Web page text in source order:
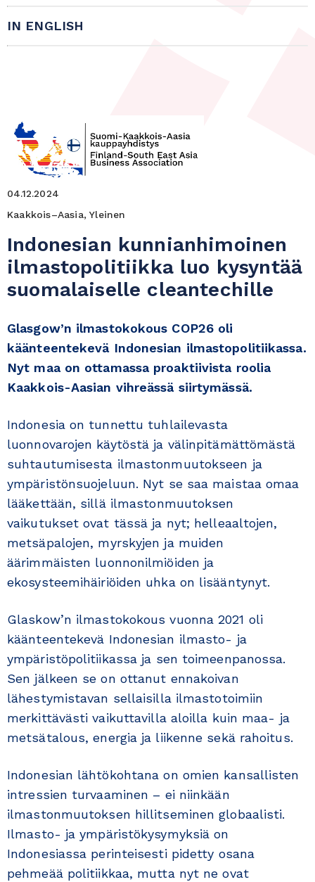
IN ENGLISH
04.12.2024
Kaakkois–Aasia, Yleinen
Indonesian kunnianhimoinen
ilmastopolitiikka luo kysyntää
suomalaiselle cleantechille
Glasgow’n ilmastokokous COP26 oli
käänteentekevä Indonesian ilmastopolitiikassa.
Nyt maa on ottamassa proaktiivista roolia
Kaakkois-Aasian vihreässä siirtymässä.
Indonesia on tunnettu tuhlailevasta
luonnovarojen käytöstä ja välinpitämättömästä
suhtautumisesta ilmastonmuutokseen ja
ympäristönsuojeluun. Nyt se saa maistaa omaa
lääkettään, sillä ilmastonmuutoksen
vaikutukset ovat tässä ja nyt; helleaaltojen,
metsäpalojen, myrskyjen ja muiden
äärimmäisten luonnonilmiöiden ja
ekosysteemihäiriöiden uhka on lisääntynyt.
Glaskow’n ilmastokokous vuonna 2021 oli
käänteentekevä Indonesian ilmasto- ja
ympäristöpolitiikassa ja sen toimeenpanossa.
Sen jälkeen se on ottanut ennakoivan
lähestymistavan sellaisilla ilmastotoimiin
merkittävästi vaikuttavilla aloilla kuin maa- ja
metsätalous, energia ja liikenne sekä rahoitus.
Indonesian lähtökohtana on omien kansallisten
intressien turvaaminen – ei niinkään
ilmastonmuutoksen hillitseminen globaalisti.
Ilmasto- ja ympäristökysymyksiä on
Indonesiassa perinteisesti pidetty osana
pehmeää politiikkaa, mutta nyt ne ovat